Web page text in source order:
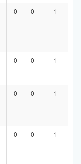
0 0 1
0 0 1
0 0 1
0 0 1